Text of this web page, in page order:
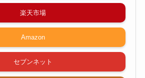
楽天市場
Amazon
セブンネット